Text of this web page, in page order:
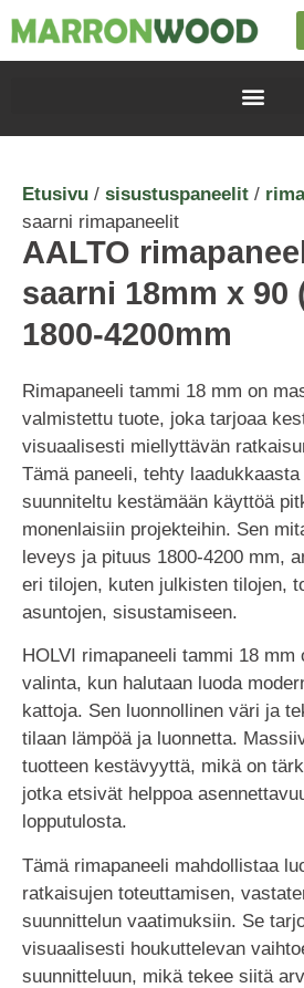
Etusivu / sisustuspaneelit /
saarni rimapaneelit
AALTO
saarni 18mm x 90
1800-4200mm
Rimapaneeli tammi 18 mm on
valmistettu tuote, joka tarjoaa
visuaalisesti miellyttävän
Tämä paneeli, tehty
suunniteltu kestämään käyttöä
monenlaisiin projekteihin. Sen
leveys ja pituus 1800-4200 mm,
eri tilojen, kuten julkisten tilojen,
asuntojen, sisustamiseen.
HOLVI rimapaneeli tammi 18
valinta, kun halutaan luoda
kattoja. Sen luonnollinen väri ja
tilaan lämpöä ja luonnetta.
tuotteen kestävyyttä, mikä on
jotka etsivät helppoa
lopputulosta.
Tämä rimapaneeli mahdollistaa
ratkaisujen toteuttamisen,
suunnittelun vaatimuksiin. Se
visuaalisesti houkuttelevan
suunnitteluun, mikä tekee siitä